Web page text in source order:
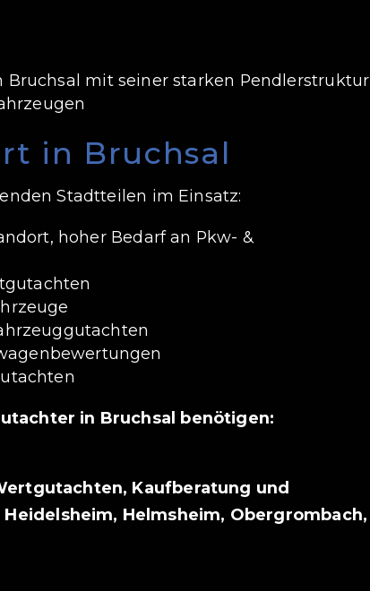
Bruchsal mit seiner starken Pendlerstruktur
in Bruchsal
Stadtteilen im Einsatz:
hoher Bedarf an Pkw- &
in Bruchsal benötigen:
Kaufberatung und
Helmsheim, Obergrombach,